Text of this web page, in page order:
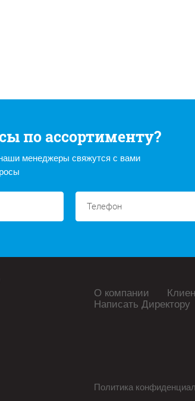
по ассортименту?
менеджеры свяжутся с вами
О компании
Написать Директору
Политика